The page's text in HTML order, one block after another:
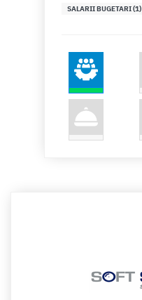
SALARII BUGETARI (1)